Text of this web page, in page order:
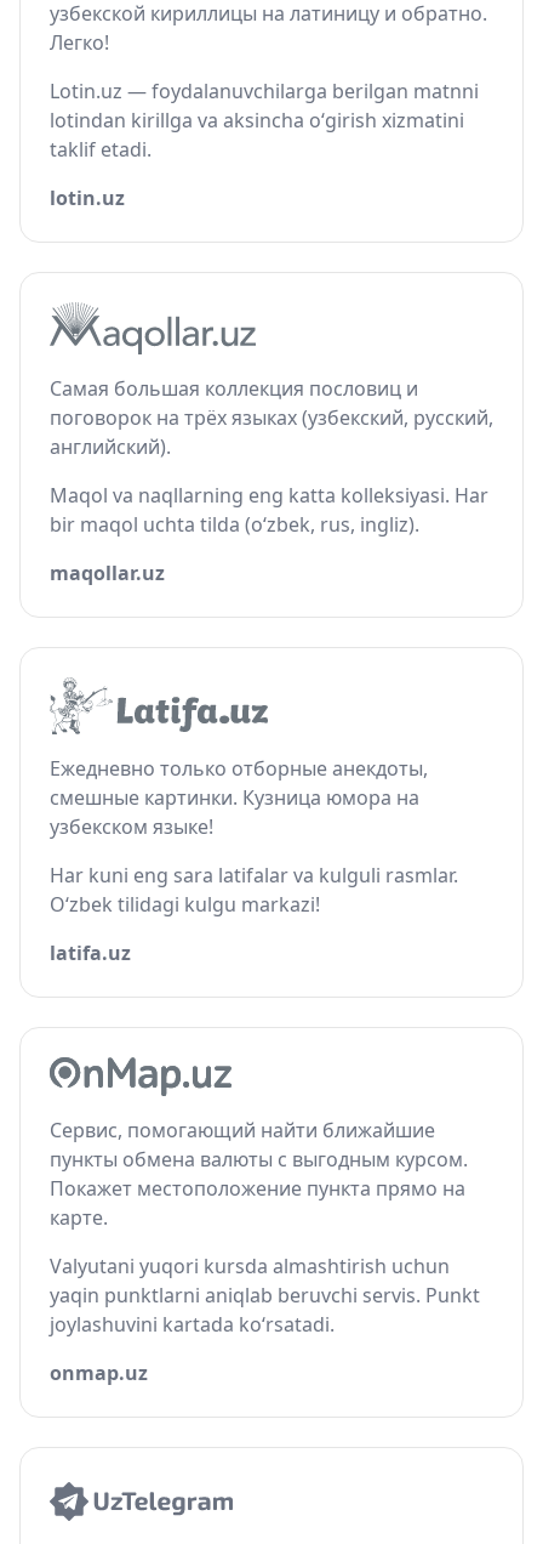
узбекской кириллицы на латиницу и обратно.
Легко!
Lotin.uz — foydalanuvchilarga berilgan matnni
lotindan kirillga va aksincha o‘girish xizmatini
taklif etadi.
lotin.uz
Самая большая коллекция пословиц и
поговорок на трёх языках (узбекский, русский,
английский).
Maqol va naqllarning eng katta kolleksiyasi. Har
bir maqol uchta tilda (o‘zbek, rus, ingliz).
maqollar.uz
Ежедневно только отборные анекдоты,
смешные картинки. Кузница юмора на
узбекском языке!
Har kuni eng sara latifalar va kulguli rasmlar.
O‘zbek tilidagi kulgu markazi!
latifa.uz
Сервис, помогающий найти ближайшие
пункты обмена валюты с выгодным курсом.
Покажет местоположение пункта прямо на
карте.
Valyutani yuqori kursda almashtirish uchun
yaqin punktlarni aniqlab beruvchi servis. Punkt
joylashuvini kartada ko‘rsatadi.
onmap.uz